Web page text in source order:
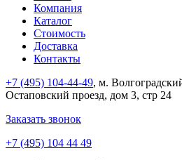
Компания
Каталог
Стоимость
Доставка
Контакты
+7 (495) 104-44-49, м.
Остаповский проезд, дом 3, стр 24
Заказать звонок
+7 (495) 104 44 49